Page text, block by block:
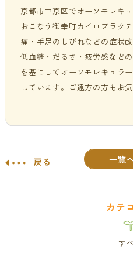
京都市中京区でオーソモレキ
おこなう御幸町カイロプラク
痛・手足のしびれなどの症状
低血糖・だるさ・疲労感など
を基にしてオーソモレキュラ
しています。ご遠方の方もお
戻る 一覧
カテ
す